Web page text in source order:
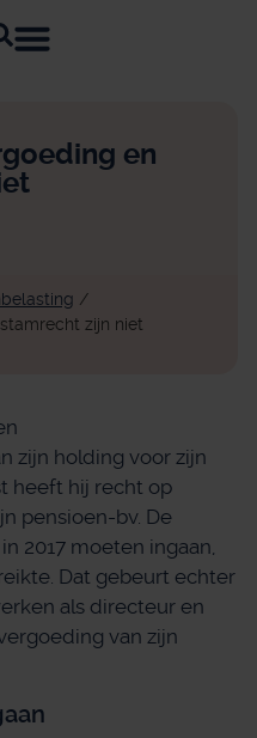
en
/
zijn niet
zijn holding voor zijn
heeft hij recht op
pensioen-bv. De
2017 moeten ingaan,
Dat gebeurt echter
als directeur en
van zijn